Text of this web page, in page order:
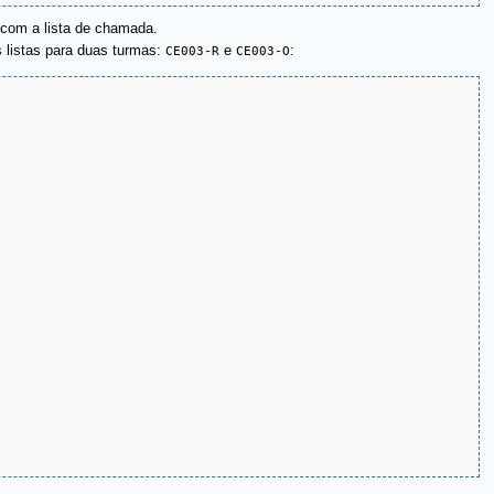
a lista de chamada.
listas para duas turmas:CE003-R eCE003-O: